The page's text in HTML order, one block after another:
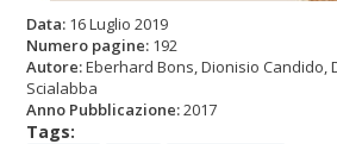
Data: 16 Luglio 2019
Numero pagine: 192
Autore:Eberhard Bons, Dionisio Candido,
Scialabba
Anno Pubblicazione:2017
Tags: